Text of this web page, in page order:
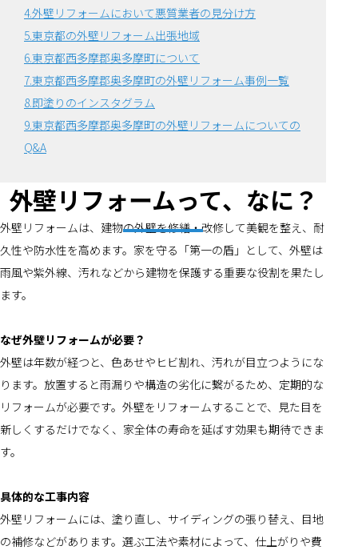
4.外壁リフォームにおいて悪質業者の見分け方
5.東京都の外壁リフォーム出張地域
6.東京都西多摩郡奥多摩町について
7.東京都西多摩郡奥多摩町の外壁リフォーム事例一覧
8.即塗りのインスタグラム
9.東京都西多摩郡奥多摩町の外壁リフォームについての
Q&A
外壁リフォームって、なに？
外壁リフォームは、建物の外壁を修繕・改修して美観を整え、耐
久性や防水性を高めます。家を守る「第一の盾」として、外壁は
雨風や紫外線、汚れなどから建物を保護する重要な役割を果たし
ます。
なぜ外壁リフォームが必要？
外壁は年数が経つと、色あせやヒビ割れ、汚れが目立つようにな
ります。放置すると雨漏りや構造の劣化に繋がるため、定期的な
リフォームが必要です。外壁をリフォームすることで、見た目を
新しくするだけでなく、家全体の寿命を延ばす効果も期待できま
す。
具体的な工事内容
外壁リフォームには、塗り直し、サイディングの張り替え、目地
の補修などがあります。選ぶ工法や素材によって、仕上がりや費